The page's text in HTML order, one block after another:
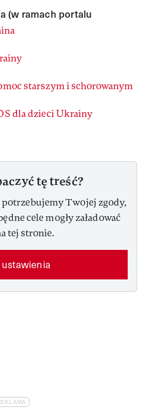
(w ramach portalu
starszym i schorowanym
dla dzieci Ukrainy
tę treść?
Twojej zgody,
cele mogły załadować
tej stronie.